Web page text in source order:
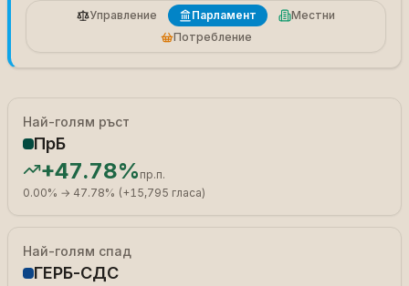
Управление
Парламент
Местни
Потребление
Най-голям ръст
ПрБ
+47.78% пр.п.
0.00% → 47.78% (+15,795 гласа)
Най-голям спад
ГЕРБ-СДС